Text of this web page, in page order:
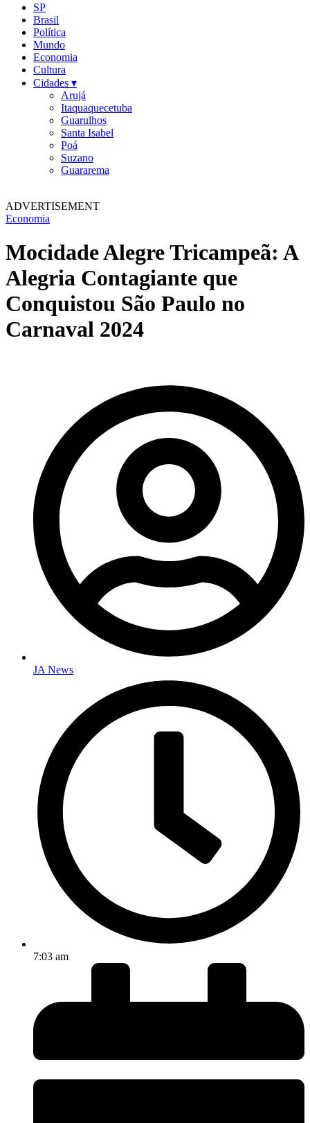
SP
Brasil
Política
Mundo
Economia
Cultura
Cidades ▾
Arujá
Itaquaquecetuba
Guarulhos
Santa Isabel
Poá
Suzano
Guararema
ADVERTISEMENT
Economia
Mocidade Alegre Tricampeã: A
Alegria Contagiante que
Conquistou São Paulo no
Carnaval 2024
JA News
7:03 am